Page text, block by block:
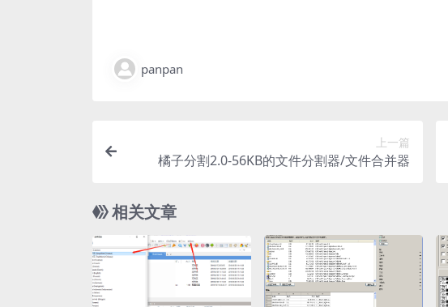
panpan
上一篇
橘子分割2.0-56KB的文件分割器/文件合并器
相关文章